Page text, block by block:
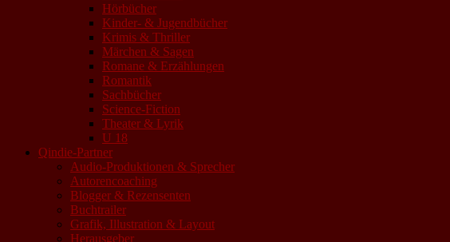
Hörbücher
Kinder- & Jugendbücher
Krimis & Thriller
Märchen & Sagen
Romane & Erzählungen
Romantik
Sachbücher
Science-Fiction
Theater & Lyrik
U 18
Qindie-Partner
Audio-Produktionen & Sprecher
Autorencoaching
Blogger & Rezensenten
Buchtrailer
Grafik, Illustration & Layout
Herausgeber